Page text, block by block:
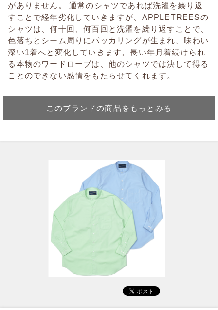
がありません。 通常のシャツであれば洗濯を繰り返
すことで経年劣化していきますが、APPLETREESの
シャツは、何十回、何百回と洗濯を繰り返すことで、
色落ちとシーム周りにパッカリングが生まれ、味わい
深い1着へと変化していきます。長い年月着続けられ
る本物のワードローブは、他のシャツでは決して得る
ことのできない感情をもたらせてくれます。
このブランドの商品をもっとみる